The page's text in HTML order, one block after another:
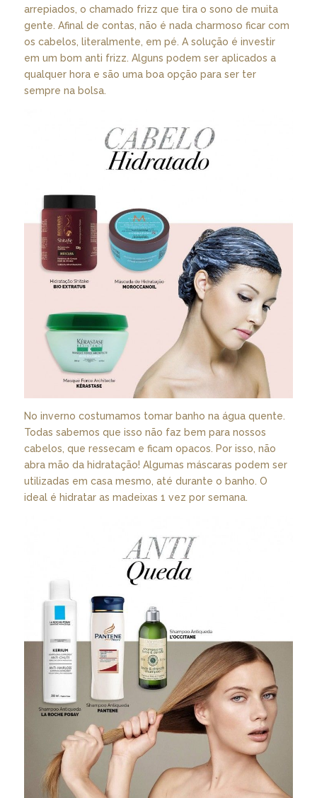
arrepiados, o chamado frizz que tira o sono de muita
gente. Afinal de contas, não é nada charmoso ficar com
os cabelos, literalmente, em pé. A solução é investir
em um bom anti frizz. Alguns podem ser aplicados a
qualquer hora e são uma boa opção para ser ter
sempre na bolsa.
No inverno costumamos tomar banho na água quente.
Todas sabemos que isso não faz bem para nossos
cabelos, que ressecam e ficam opacos. Por isso, não
abra mão da hidratação! Algumas máscaras podem ser
utilizadas em casa mesmo, até durante o banho. O
ideal é hidratar as madeixas 1 vez por semana.